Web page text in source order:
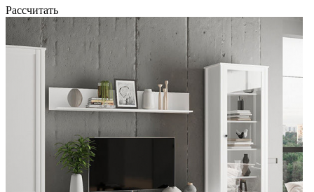
Рассчитать